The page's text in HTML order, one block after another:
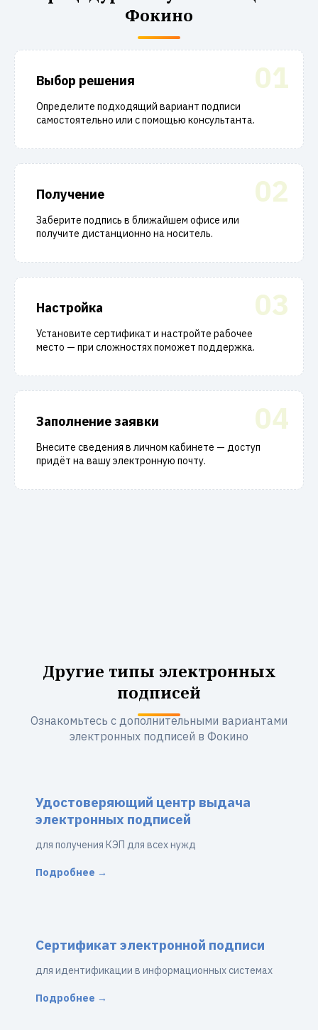
Фокино
01
Выбор решения
Определите подходящий вариант подписи
самостоятельно или с помощью консультанта.
02
Получение
Заберите подпись в ближайшем офисе или
получите дистанционно на носитель.
03
Настройка
Установите сертификат и настройте рабочее
место — при сложностях поможет поддержка.
04
Заполнение заявки
Внесите сведения в личном кабинете — доступ
придёт на вашу электронную почту.
Другие типы электронных
подписей
Ознакомьтесь с дополнительными вариантами
электронных подписей в Фокино
Удостоверяющий центр выдача
электронных подписей
для получения КЭП для всех нужд
Подробнее →
Сертификат электронной подписи
для идентификации в информационных системах
Подробнее →